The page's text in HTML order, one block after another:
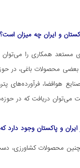
و ایران چه میزان است؟
مستعد همکاری را
محصولات باغی، در
هوافضا، فرآورده‌های
دریافت که در
و پاکستان وجود دارد
محصولات کشاورزی، دستِ